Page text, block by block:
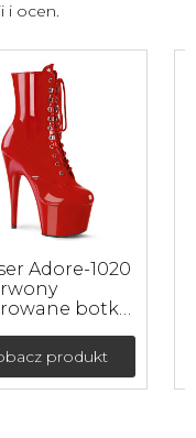
i ocen.
Adore-1020
botki
produkt